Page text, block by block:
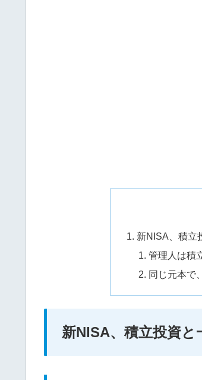
新NISA、積立
管理人は積
同じ元本で
新NISA、積立投資